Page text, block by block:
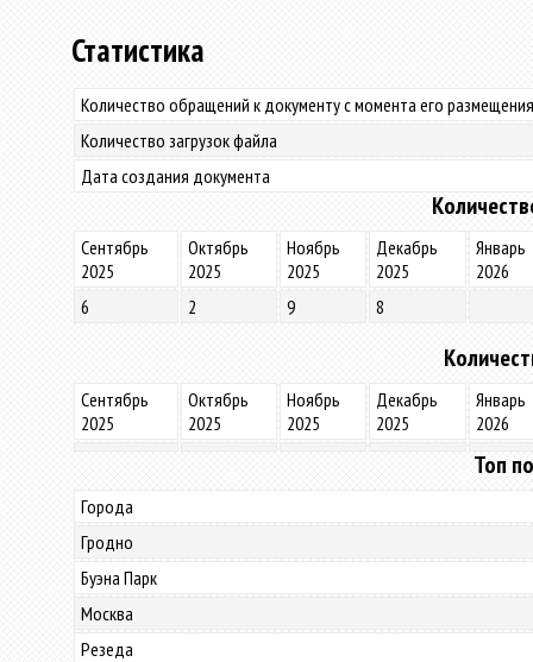
Статистика
Количество обращений к документу с момента его
Количество загрузок файла
Дата создания документа
Сентябрь
2025
Октябрь
2025
Ноябрь
2025
Декабрь
2025
Январь
2026
6
2 9 8
Сентябрь
2025
Октябрь
2025
Ноябрь
2025
Декабрь
2025
Январь
2026
Топ
Города
Гродно
Буэна Парк
Москва
Резеда